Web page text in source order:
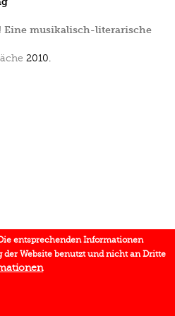
Eine musikalisch-literarische
2010.
entsprechenden Informationen
der Website benutzt und nicht an Dritte